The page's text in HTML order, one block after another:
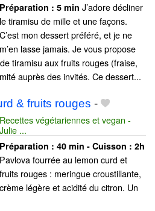
Préparation : 5 min J’adore décliner
le tiramisu de mille et une façons.
C’est mon dessert préféré, et je ne
m’en lasse jamais. Je vous propose
tiramisu aux fruits rouges (fraise,
auprès des invités. Ce dessert...
& fruits rouges -
Recettes végétariennes et vegan -
Julie ...
Préparation : 40 min - Cuisson : 2h
Pavlova fourrée au lemon curd et
fruits rouges : meringue croustillante,
crème légère et acidité du citron. Un